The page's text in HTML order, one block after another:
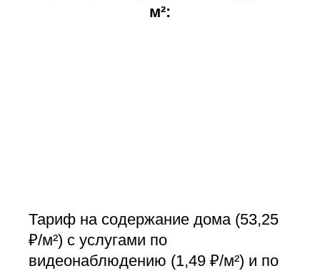
м²:
Тариф на содержание дома (53,25
₽/м²) с услугами по
видеонаблюдению (1,49 ₽/м²) и по